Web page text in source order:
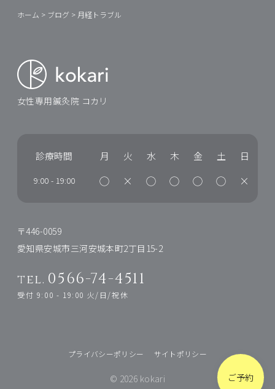
ご予約
ホーム > ブログ > 月経トラブル
女性専用鍼灸院 コカリ
診療時間 月 火 水 木 金 土 日
9:00 - 19:00 ◯ × ◯ ◯ ◯ ◯ ×
〒446-0059
愛知県安城市三河安城本町2丁目15-2
tel. 0566-74-4511
受付 9:00 - 19:00 火/日/祝休
プライバシーポリシー サイトポリシー
© 2026 kokari